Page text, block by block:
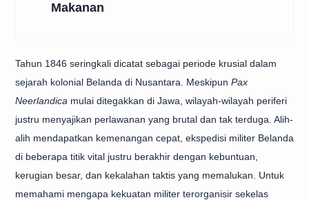
Makanan
Tahun 1846 seringkali dicatat sebagai periode krusial dalam
sejarah kolonial Belanda di Nusantara. Meskipun Pax
Neerlandica mulai ditegakkan di Jawa, wilayah-wilayah periferi
justru menyajikan perlawanan yang brutal dan tak terduga. Alih-
alih mendapatkan kemenangan cepat, ekspedisi militer Belanda
di beberapa titik vital justru berakhir dengan kebuntuan,
kerugian besar, dan kekalahan taktis yang memalukan. Untuk
memahami mengapa kekuatan militer terorganisir sekelas